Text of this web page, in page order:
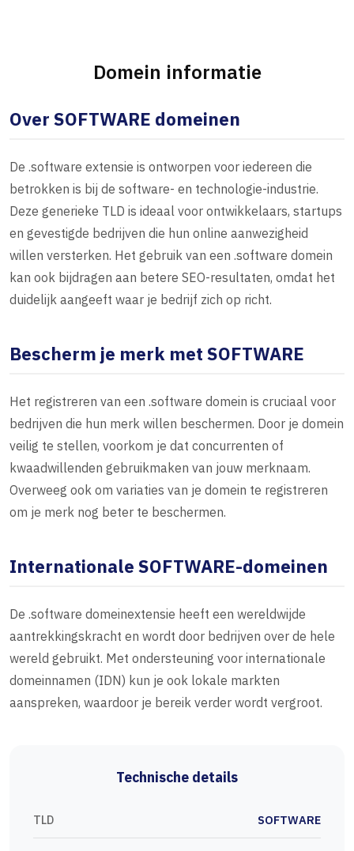
Domein informatie
Over SOFTWARE domeinen
De .software extensie is ontworpen voor iedereen die
betrokken is bij de software- en technologie-industrie.
Deze generieke TLD is ideaal voor ontwikkelaars, startups
en gevestigde bedrijven die hun online aanwezigheid
willen versterken. Het gebruik van een .software domein
kan ook bijdragen aan betere SEO-resultaten, omdat het
duidelijk aangeeft waar je bedrijf zich op richt.
Bescherm je merk met SOFTWARE
Het registreren van een .software domein is cruciaal voor
bedrijven die hun merk willen beschermen. Door je domein
veilig te stellen, voorkom je dat concurrenten of
kwaadwillenden gebruikmaken van jouw merknaam.
Overweeg ook om variaties van je domein te registreren
om je merk nog beter te beschermen.
Internationale SOFTWARE-domeinen
De .software domeinextensie heeft een wereldwijde
aantrekkingskracht en wordt door bedrijven over de hele
wereld gebruikt. Met ondersteuning voor internationale
domeinnamen (IDN) kun je ook lokale markten
aanspreken, waardoor je bereik verder wordt vergroot.
Technische details
TLD SOFTWARE